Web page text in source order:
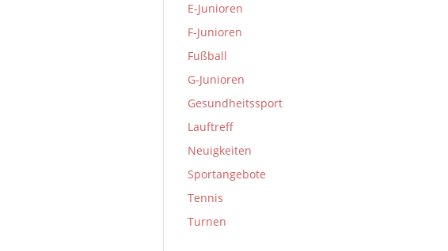
E-Junioren
F-Junioren
Fußball
G-Junioren
Gesundheitssport
Lauftreff
Neuigkeiten
Sportangebote
Tennis
Turnen